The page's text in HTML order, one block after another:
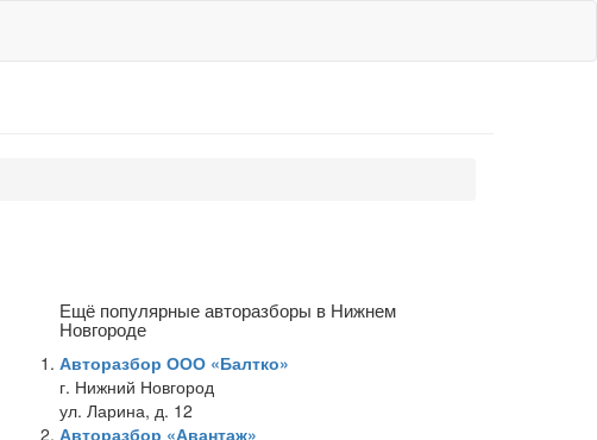
Ещё популярные авторазборы в Нижнем
Новгороде
Авторазбор ООО «Балтко»
г. Нижний Новгород
ул. Ларина, д. 12
Авторазбор «Авантаж»